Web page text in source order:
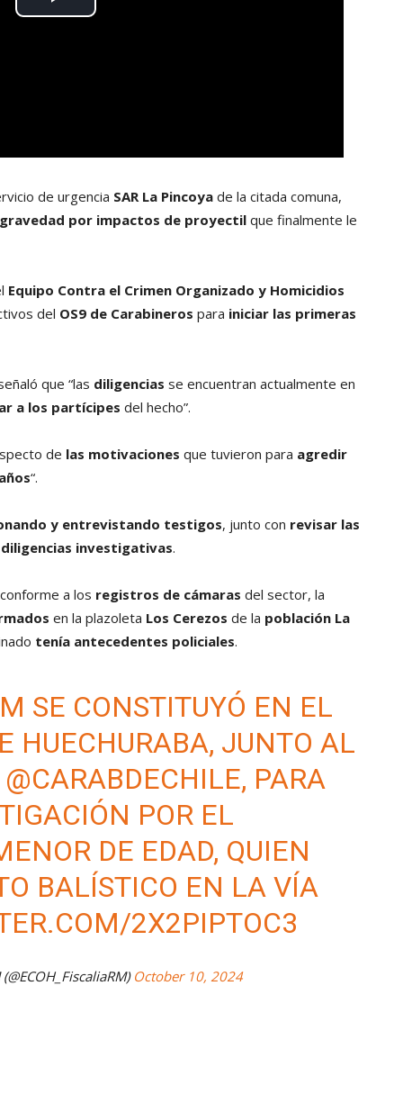
de urgencia SAR La Pincoya de la citada comuna,
por impactos de proyectilque finalmente le
Equipo Contra el Crimen Organizado y Homicidios
del OS9 de Carabineros para iniciar las primeras
que “las diligencias se encuentran actualmente en
a los partícipes del hecho”.
de las motivaciones que tuvieron para agredir
“.
y entrevistando testigos, junto con revisar las
diligencias investigativas.
a los registros de cámaras del sector, la
en la plazoleta Los Cerezos de la población La
tenía antecedentes policiales.
SE CONSTITUYÓ EN EL
HUECHURABA, JUNTO AL
@CARABDECHILE, PARA
POR EL
DE EDAD, QUIEN
BALÍSTICO EN LA VÍA
2X2PIPTOC3
October 10, 2024